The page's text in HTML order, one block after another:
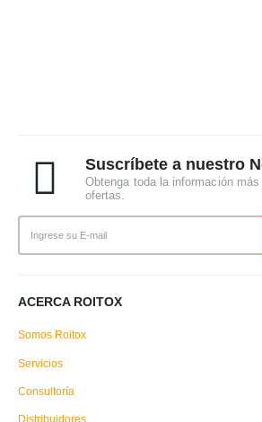
Suscríbete a nuestro
Obtenga toda la información
ofertas.
ACERCA ROITOX
Somos Roitox
Servicios
Consultoría
Distribuidores